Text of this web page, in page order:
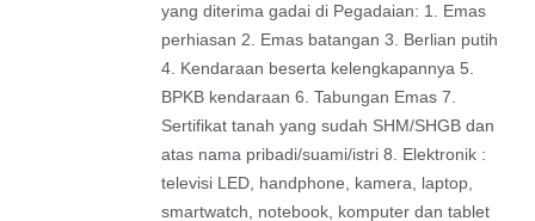
yang diterima gadai di Pegadaian: 1. Emas
perhiasan 2. Emas batangan 3. Berlian putih
4. Kendaraan beserta kelengkapannya 5.
BPKB kendaraan 6. Tabungan Emas 7.
Sertifikat tanah yang sudah SHM/SHGB dan
atas nama pribadi/suami/istri 8. Elektronik :
televisi LED, handphone, kamera, laptop,
smartwatch, notebook, komputer dan tablet